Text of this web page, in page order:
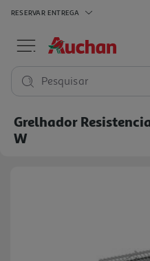
RESERVAR ENTREGA
Pesquisar
Grelhador
W